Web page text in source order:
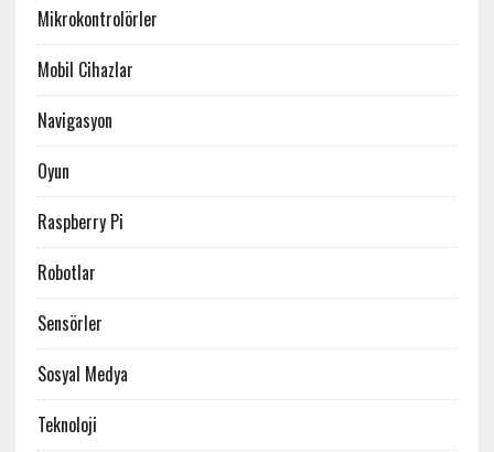
Mikrokontrolörler
Mobil Cihazlar
Navigasyon
Oyun
Raspberry Pi
Robotlar
Sensörler
Sosyal Medya
Teknoloji